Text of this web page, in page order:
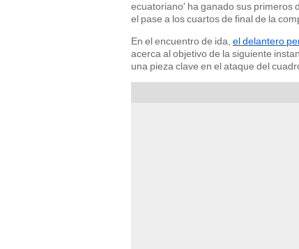
ecuatoriano' ha ganado sus primeros
el pase a los cuartos de final de la
En el encuentro de ida, el delantero
acerca al objetivo de la siguiente
una pieza clave en el ataque del